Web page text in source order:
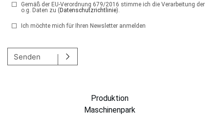
Produktion
Maschinenpark
Gemäß der EU-Verordnung 679/2016 stimme ich die Verarbeitung der
o.g. Daten zu ( Datenschutzrichtlinie).
Ich möchte mich für Ihren Newsletter anmelden
Senden